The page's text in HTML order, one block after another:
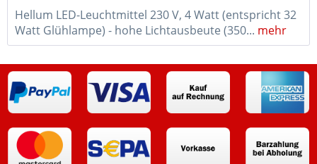
Hellum LED-Leuchtmittel 230 V, 4 Watt (entspricht 32
Watt Glühlampe) - hohe Lichtausbeute (350... mehr